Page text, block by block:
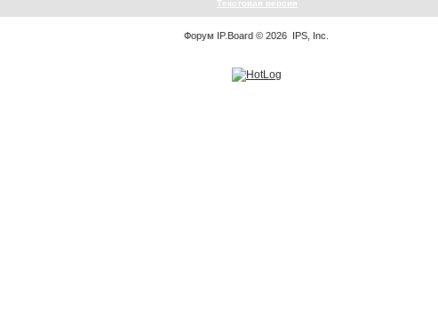
Текстовая версия
Форум IP.Board © 2026 IPS, Inc